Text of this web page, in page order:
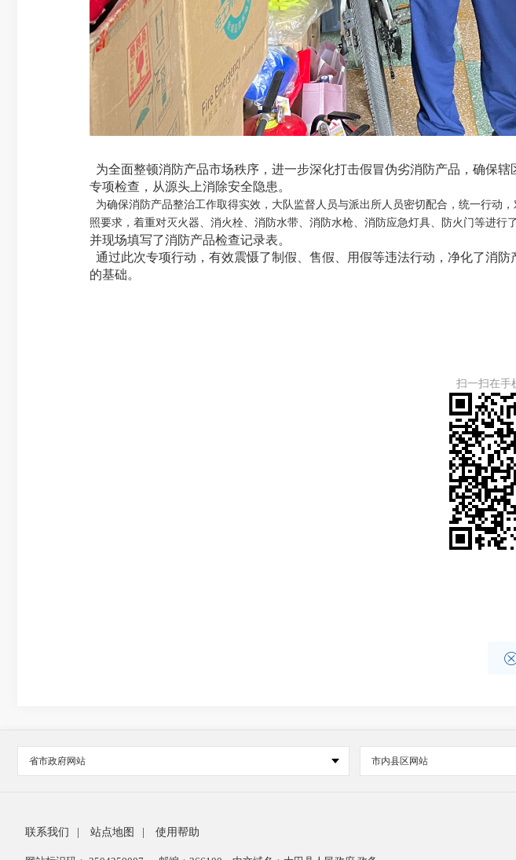
为全面整顿消防产品市场秩序，进一步深化打击假冒伪劣消防产品，确保
专项检查，从源头上消除安全隐患。
为确保消防产品整治工作取得实效，大队监督人员与派出所人员密切配合，统一行动
照要求，着重对灭火器、消火栓、消防水带、消防水枪、消防应急灯具、防火门等进行
并现场填写了消防产品检查记录表。
通过此次专项行动，有效震慑了制假、售假、用假等违法行动，净化了消
的基础。
扫一扫在手
省市政府网站 市内县区网站
联系我们 站点地图 使用帮助